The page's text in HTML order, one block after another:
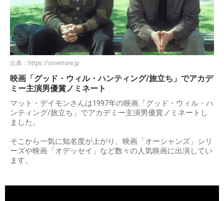
出典： https://cinemore.jp
映画「グッド・ウィル・ハンティング/旅立ち」でアカデ
ミー主演男優賞ノミネート
マット・デイモンさんは1997年の映画「グッド・ウィル・ハ
ンティング/旅立ち」でアカデミー主演男優賞ノミネートし
ました。
そこから一気に知名度が上がり、映画「オーシャンズ」シリ
ーズや映画「オデッセイ」など数々の人気映画に出演してい
ます。